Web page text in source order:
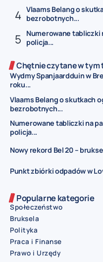
Vlaams Belang o
bezrobotnych...
Numerowane tabliczki
policja...
Chętnie czytane w tym
Wydmy Spanjaardduin w
roku...
Vlaams Belang o skutkach
bezrobotnych...
Numerowane tabliczki na
policja...
Nowy rekord Bel 20 –
Punkt zbiórki odpadów w
Popularne kategorie
Społeczeństwo
Bruksela
Polityka
Praca i Finanse
Prawo i Urzędy